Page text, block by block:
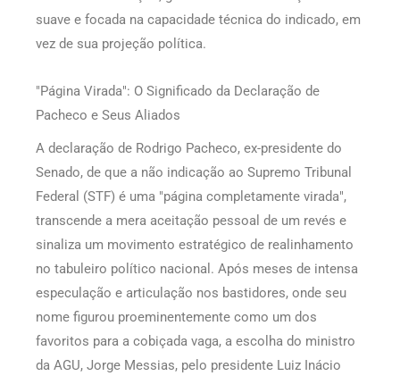
suave e focada na capacidade técnica do indicado, em
vez de sua projeção política.
"Página Virada": O Significado da Declaração de
Pacheco e Seus Aliados
A declaração de Rodrigo Pacheco, ex-presidente do
Senado, de que a não indicação ao Supremo Tribunal
Federal (STF) é uma "página completamente virada",
transcende a mera aceitação pessoal de um revés e
sinaliza um movimento estratégico de realinhamento
no tabuleiro político nacional. Após meses de intensa
especulação e articulação nos bastidores, onde seu
nome figurou proeminentemente como um dos
favoritos para a cobiçada vaga, a escolha do ministro
da AGU, Jorge Messias, pelo presidente Luiz Inácio